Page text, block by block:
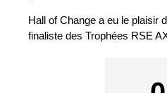
Hall of Change a eu le plaisir
finaliste des Trophées RSE